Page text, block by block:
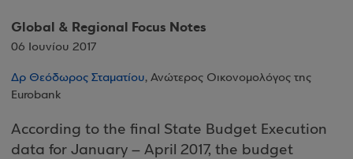
Global & Regional Focus Notes
06 Ιουνίου 2017
Δρ Θεόδωρος Σταματίου, Ανώτερος Οικονομολόγος της
Eurobank
According to the final State Budget Execution
data for January – April 2017, the budget